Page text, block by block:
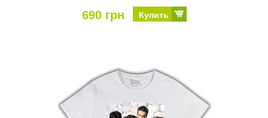
690 грн Купить